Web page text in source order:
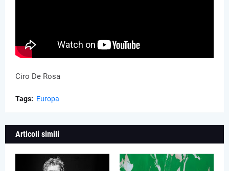
Ciro De Rosa
Tags: Europa
Articoli simili